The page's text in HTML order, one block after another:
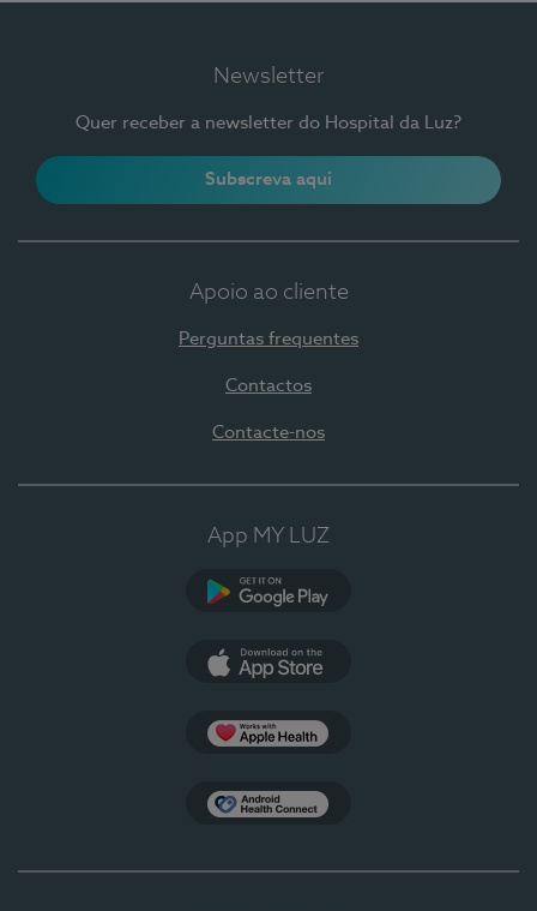
Newsletter
Quer receber a newsletter do Hospital da Luz?
Subscreva aqui
Apoio ao cliente
Perguntas frequentes
Contactos
Contacte-nos
App MY LUZ